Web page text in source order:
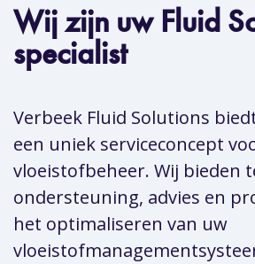
Wij zijn uw Fluid
specialist
Verbeek Fluid Solutions
een uniek serviceconcept
vloeistofbeheer. Wij bieden
ondersteuning, advies en
het optimaliseren van uw